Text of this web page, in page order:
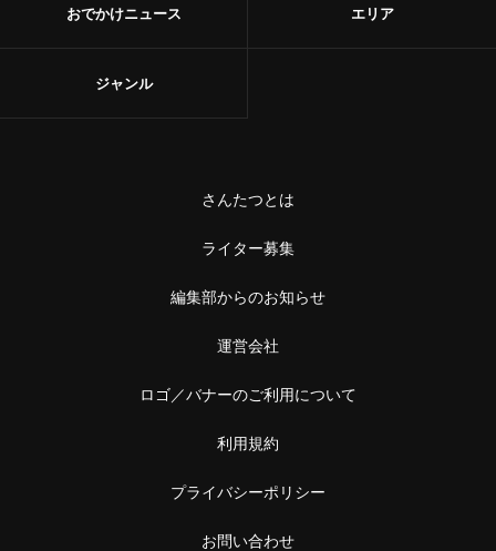
おでかけニュース エリア
ジャンル
さんたつとは
ライター募集
編集部からのお知らせ
運営会社
ロゴ／バナーのご利用について
利用規約
プライバシーポリシー
お問い合わせ